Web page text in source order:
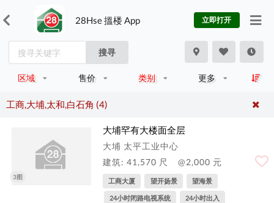
28Hse 搵楼 App 立即打开
搜寻
区域 售价 类别 更多
工商,大埔,太和,白石角 (4)
3图
大埔罕有大楼面全层
大埔 太平工业中心
建筑: 41,570 尺
@2,000 元
工商大厦 望开扬景 望海景
24小时闭路电视系统 24小时出入